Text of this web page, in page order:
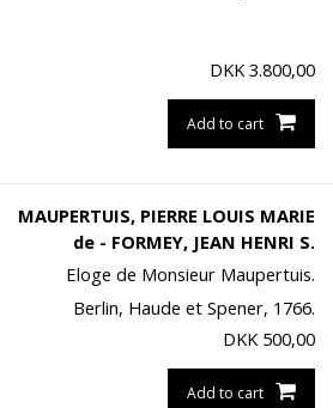
DKK 3.800,00
Add to cart
MAUPERTUIS, PIERRE LOUIS MARIE
de - FORMEY, JEAN HENRI S.
Eloge de Monsieur Maupertuis.
Berlin, Haude et Spener, 1766.
DKK 500,00
Add to cart